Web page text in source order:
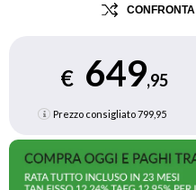
CONFRONTA
€ 649,95
Prezzo consigliato799,95